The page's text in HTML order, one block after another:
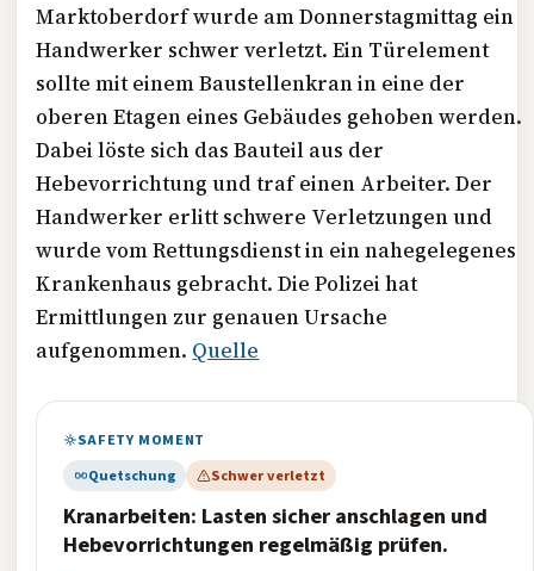
Marktoberdorf wurde am Donnerstagmittag ein
Handwerker schwer verletzt. Ein Türelement
sollte mit einem Baustellenkran in eine der
oberen Etagen eines Gebäudes gehoben werden.
Dabei löste sich das Bauteil aus der
Hebevorrichtung und traf einen Arbeiter. Der
Handwerker erlitt schwere Verletzungen und
wurde vom Rettungsdienst in ein nahegelegenes
Krankenhaus gebracht. Die Polizei hat
Ermittlungen zur genauen Ursache
aufgenommen. Quelle
SAFETY MOMENT
Quetschung
Schwer verletzt
Kranarbeiten: Lasten sicher anschlagen und
Hebevorrichtungen regelmäßig prüfen.